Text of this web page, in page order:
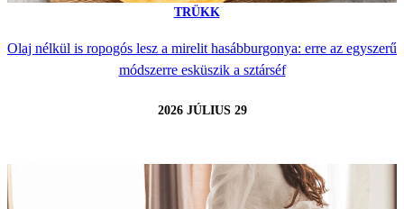
TRÜKK
Olaj nélkül is ropogós lesz a mirelit hasábburgonya: erre az egyszerű
módszerre esküszik a sztárséf
2026 JÚLIUS 29